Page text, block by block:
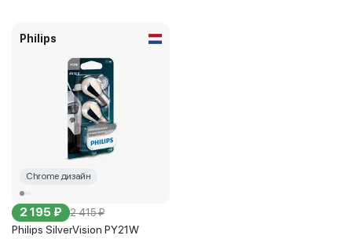
Philips
Chrome дизайн
2 195 ₽ 2 415 ₽
Philips SilverVision PY21W